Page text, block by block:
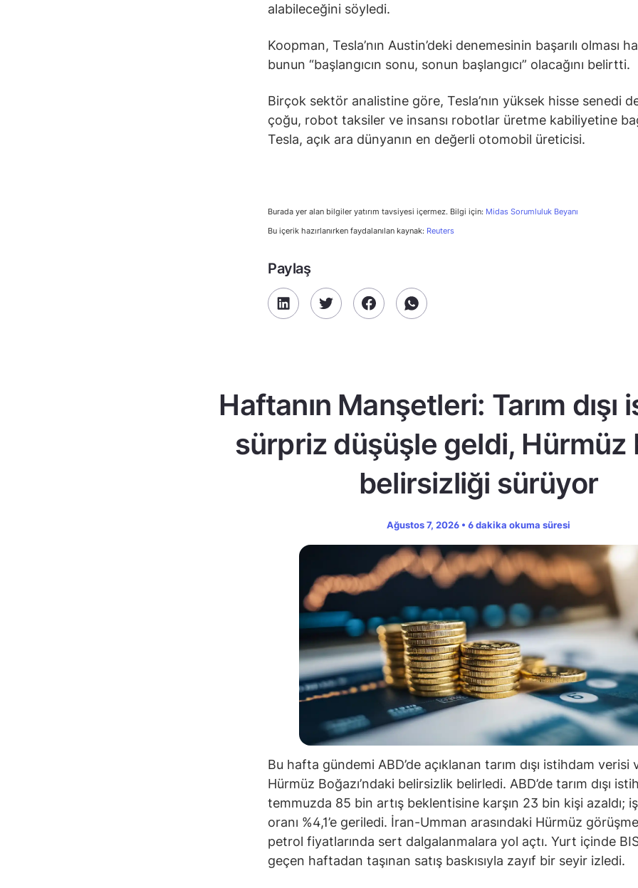
alabileceğini söyledi.
Koopman, Tesla’nın Austin’deki denemesinin başarılı olması
bunun “başlangıcın sonu, sonun başlangıcı” olacağını belirtti.
Birçok sektör analistine göre, Tesla’nın yüksek hisse senedi
çoğu, robot taksiler ve insansı robotlar üretme kabiliyetine
Tesla, açık ara dünyanın en değerli otomobil üreticisi.
Burada yer alan bilgiler yatırım tavsiyesi içermez. Bilgi için: Midas Sorumluluk Beyanı
Bu içerik hazırlanırken faydalanılan kaynak: Reuters
Paylaş
Haftanın Manşetleri: Tarım dışı
sürpriz düşüşle geldi, Hürmüz
belirsizliği sürüyor
Ağustos 7, 2026 • 6 dakika okuma süresi
Bu hafta gündemi ABD’de açıklanan tarım dışı istihdam verisi
Hürmüz Boğazı’ndaki belirsizlik belirledi. ABD’de tarım dışı
temmuzda 85 bin artış beklentisine karşın 23 bin kişi azaldı;
oranı %4,1’e geriledi. İran-Umman arasındaki Hürmüz
petrol fiyatlarında sert dalgalanmalara yol açtı. Yurt içinde
geçen haftadan taşınan satış baskısıyla zayıf bir seyir izledi.